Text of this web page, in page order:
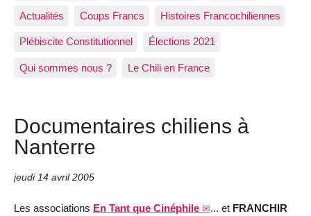
Actualités Coups Francs Histoires Francochiliennes
Plébiscite Constitutionnel Élections 2021
Qui sommes nous ? Le Chili en France
Documentaires chiliens à
Nanterre
jeudi 14 avril 2005
Les associations En Tant que Cinéphile ... et FRANCHIR